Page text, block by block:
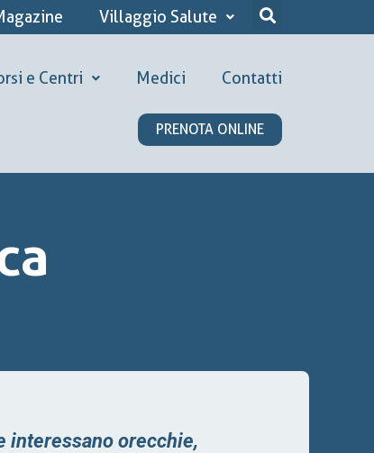
Villaggio Salute
e Centri Medici Contatti
PRENOTA ONLINE
interessano orecchie,